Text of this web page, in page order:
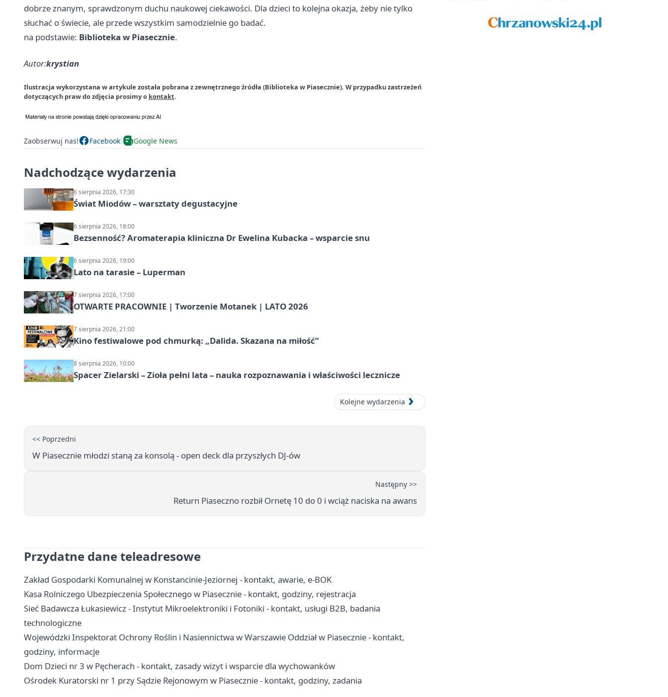
dobrze znanym, sprawdzonym duchu naukowej ciekawości. Dla dzieci to kolejna okazja, żeby nie tylko
słuchać o świecie, ale przede wszystkim samodzielnie go badać.
na podstawie: Biblioteka w Piasecznie.
Autor:krystian
Ilustracja wykorzystana w artykule została pobrana z zewnętrznego źródła (Biblioteka w Piasecznie). W przypadku zastrzeżeń
dotyczących praw do zdjęcia prosimy o kontakt.
Zaobserwuj nas! Facebook Google News
Nadchodzące wydarzenia
6 sierpnia 2026, 17:30
Świat Miodów – warsztaty degustacyjne
6 sierpnia 2026, 18:00
Bezsenność? Aromaterapia kliniczna Dr Ewelina Kubacka – wsparcie snu
6 sierpnia 2026, 19:00
Lato na tarasie – Luperman
7 sierpnia 2026, 17:00
OTWARTE PRACOWNIE | Tworzenie Motanek | LATO 2026
7 sierpnia 2026, 21:00
Kino festiwalowe pod chmurką: „Dalida. Skazana na miłość”
8 sierpnia 2026, 10:00
Spacer Zielarski – Zioła pełni lata – nauka rozpoznawania i właściwości lecznicze
Kolejne wydarzenia
<< Poprzedni
W Piasecznie młodzi staną za konsolą - open deck dla przyszłych DJ-ów
Następny >>
Return Piaseczno rozbił Ornetę 10 do 0 i wciąż naciska na awans
Przydatne dane teleadresowe
Zakład Gospodarki Komunalnej w Konstancinie-Jeziornej - kontakt, awarie, e-BOK
Kasa Rolniczego Ubezpieczenia Społecznego w Piasecznie - kontakt, godziny, rejestracja
Sieć Badawcza Łukasiewicz - Instytut Mikroelektroniki i Fotoniki - kontakt, usługi B2B, badania
technologiczne
Wojewódzki Inspektorat Ochrony Roślin i Nasiennictwa w Warszawie Oddział w Piasecznie - kontakt,
godziny, informacje
Dom Dzieci nr 3 w Pęcherach - kontakt, zasady wizyt i wsparcie dla wychowanków
Ośrodek Kuratorski nr 1 przy Sądzie Rejonowym w Piasecznie - kontakt, godziny, zadania